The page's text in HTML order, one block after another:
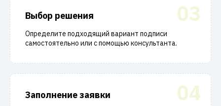
03
Выбор решения
Определите подходящий вариант подписи
самостоятельно или с помощью консультанта.
04
Заполнение заявки